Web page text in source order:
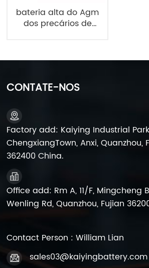
bateria alta do Agm
dos precários de
CONTATE-NOS
Factory add: Kaiying Industrial
ChengxiangTown, Anxi, Quanzhou,
362400 China.
Office add: Rm A, 11/F, Mingcheng
Wenling Rd, Quanzhou, Fujian
Contact Person : William Lian
sales03@kaiyingbattery.com